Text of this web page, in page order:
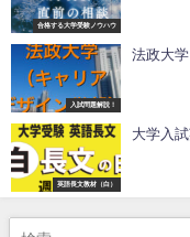
合格する大学受験ノウハウ
入試問題解説！
法政大
英語長文教材（白）